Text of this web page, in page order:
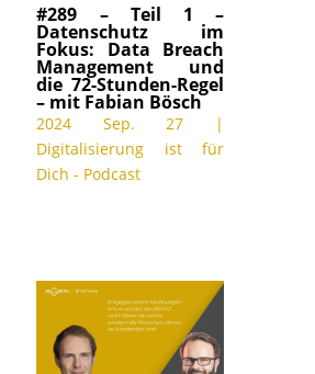
#289 – Teil 1 –
Datenschutz im
Fokus: Data Breach
Management und
die 72-Stunden-Regel
– mit Fabian Bösch
2024 Sep. 27 |
Digitalisierung ist für
Dich - Podcast